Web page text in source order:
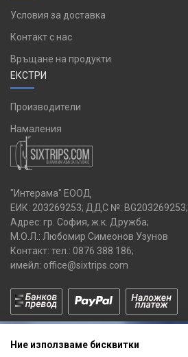
Условия за доставка
Контакт с нас
Връщане на продукти
ЕКСТРИ
Производители
Намаления
"Интерама" ЕООД
ЕИК: 203269253; ДДС №: BG203269253;
Адрес: гр. София, ж.к. Дружба;
М.О.Л.: Любомир Симеонов Узунов
Контакт: тел.: 0876 388 186;
имейл: office@sixtrips.com
Ние използваме бисквитки